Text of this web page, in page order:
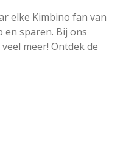
elke Kimbino fan van
sparen. Bij ons
meer! Ontdek de